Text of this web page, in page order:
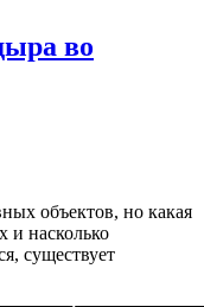
во
объектов, но какая
и насколько
существует